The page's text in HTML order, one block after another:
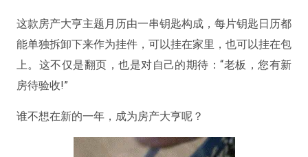
这款房产大亨主题月历由一串钥匙构成，每片钥匙日历都
能单独拆卸下来作为挂件，可以挂在家里，也可以挂在包
上。这不仅是翻页，也是对自己的期待：“老板，您有新
房待验收!”
谁不想在新的一年，成为房产大亨呢？